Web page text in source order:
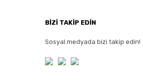
BİZİ TAKİP EDİN
Sosyal medyada bizi takip edin!